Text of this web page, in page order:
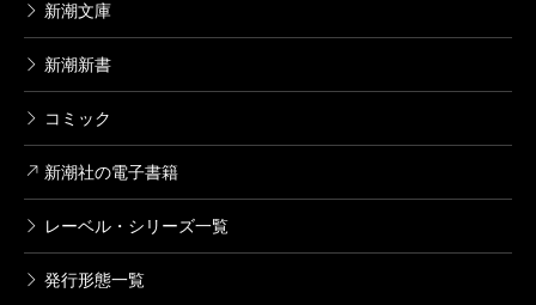
新潮文庫
新潮新書
コミック
新潮社の電子書籍
レーベル・シリーズ一覧
発行形態一覧